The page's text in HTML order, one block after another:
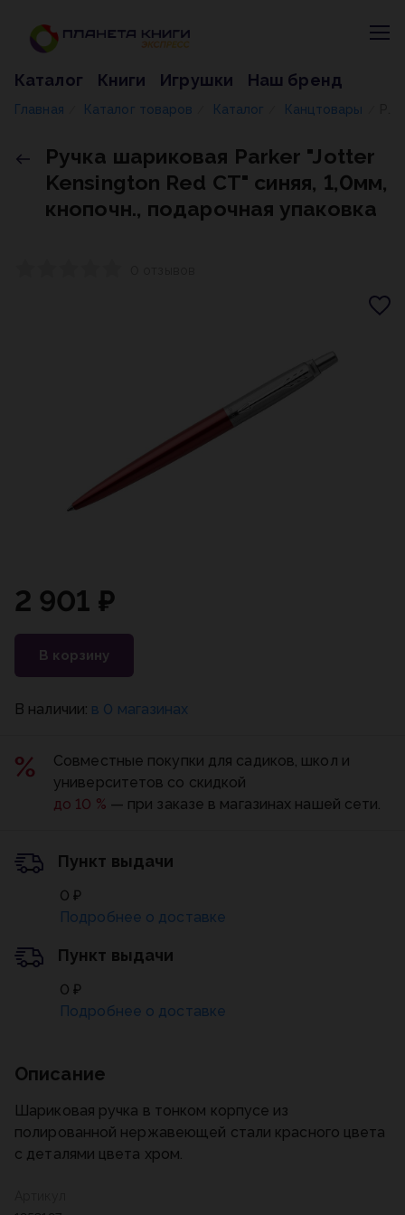
Каталог Книги Игрушки Наш бренд
Главная Каталог товаров Каталог Канцтовары
Ручка шариковая Parker "Jotter
Kensington Red CT" синяя, 1,0мм,
кнопочн., подарочная упаковка
Описание
Шариковая ручка в тонком корпусе из
полированной нержавеющей стали красного цвета
с деталями цвета хром.
2 901 ₽
В корзину
В наличии: в 0 магазинах
Совместные покупки для садиков, школ и
университетов со скидкой
до 10 % — при заказе в магазинах нашей сети.
Пункт выдачи
0 ₽
Подробнее о доставке
Пункт выдачи
0 ₽
Подробнее о доставке